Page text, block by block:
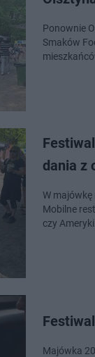
Ponownie
Smaków
dania z
W majówkę
Mobilne
czy
Majówka